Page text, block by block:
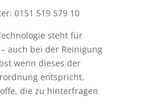
0151 519 579 10
steht für
auch bei der Reinigung
wenn dieses der
entspricht,
die zu hinterfragen